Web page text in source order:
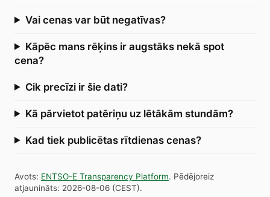
Vai cenas var būt negatīvas?
Kāpēc mans rēķins ir augstāks nekā spot
cena?
Cik precīzi ir šie dati?
Kā pārvietot patēriņu uz lētākām stundām?
Kad tiek publicētas rītdienas cenas?
Avots: ENTSO-E Transparency Platform. Pēdējoreiz
atjaunināts: 2026-08-06 (CEST).